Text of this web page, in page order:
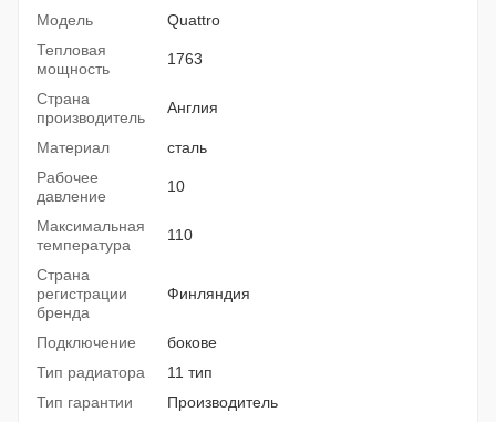
Модель
Quattro
Тепловая
мощность
1763
Страна
производитель
Англия
Материал
сталь
Рабочее
давление
10
Максимальная
температура
110
Страна
регистрации
бренда
Финляндия
Подключение
бокове
Тип радиатора
11 тип
Тип гарантии
Производитель